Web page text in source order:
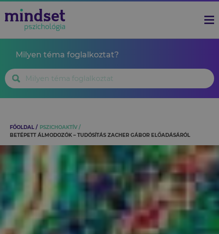
Milyen téma foglalkoztat?
FŐOLDAL
PSZICHOAKTÍV
BETÉPETT ÁLMODOZÓK – TUDÓSÍTÁS ZACHER GÁBOR ELŐADÁSÁRÓL